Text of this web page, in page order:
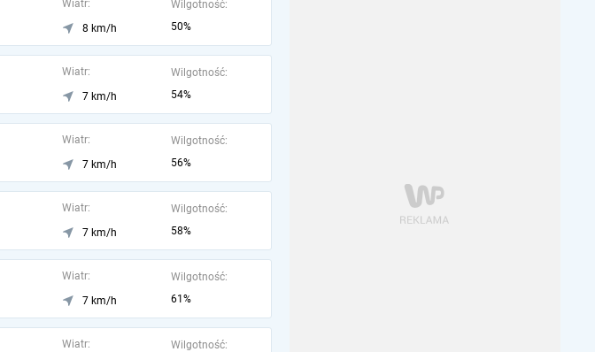
Wiatr:
8 km/h
Wilgotność:
50%
Wiatr:
7 km/h
Wilgotność:
54%
Wiatr:
7 km/h
Wilgotność:
56%
Wiatr:
7 km/h
Wilgotność:
58%
Wiatr:
7 km/h
Wilgotność:
61%
Wiatr:
Wilgotność: